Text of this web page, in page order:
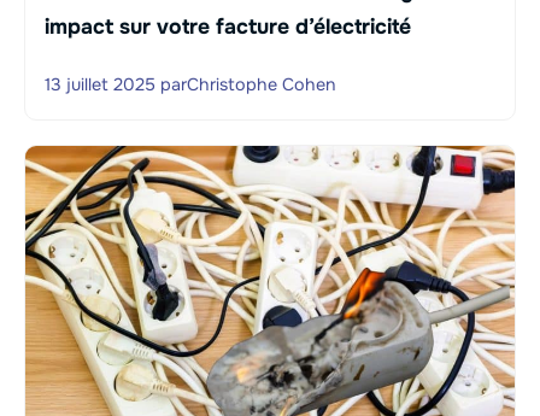
impact sur votre facture d’électricité
13 juillet 2025 parChristophe Cohen